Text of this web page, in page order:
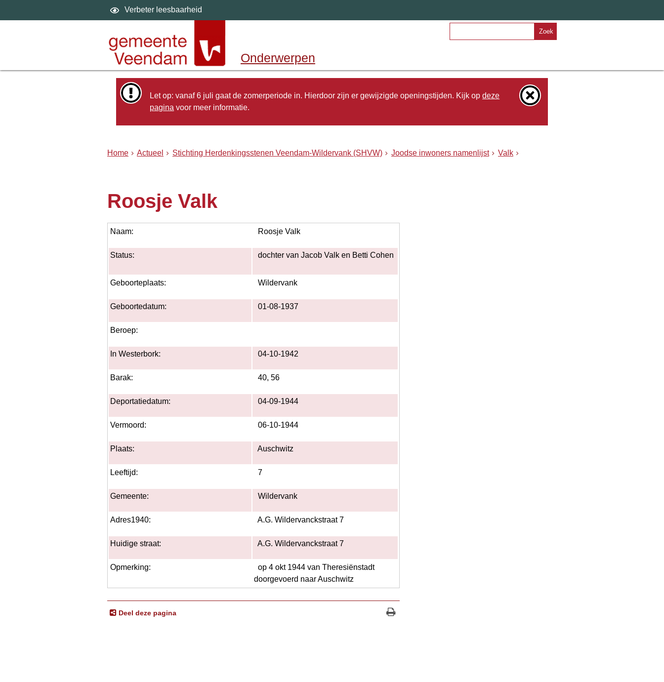
Verbeter leesbaarheid
Zoek
Onderwerpen
Let op: vanaf 6 juli gaat de zomerperiode in. Hierdoor zijn er gewijzigde openingstijden. Kijk opdeze
pagina voor meer informatie.
Home Actueel Stichting Herdenkingsstenen Veendam-Wildervank (SHVW) Joodse inwoners namenlijst Valk
Roosje Valk
Naam: Roosje Valk
Status: dochter van Jacob Valk en Betti Cohen
Geboorteplaats: Wildervank
Geboortedatum: 01-08-1937
Beroep:
In Westerbork: 04-10-1942
Barak: 40, 56
Deportatiedatum: 04-09-1944
Vermoord: 06-10-1944
Plaats: Auschwitz
Leeftijd: 7
Gemeente: Wildervank
Adres1940: A.G. Wildervanckstraat 7
Huidige straat: A.G. Wildervanckstraat 7
Opmerking:
op 4 okt 1944 van Theresiënstadt
doorgevoerd naar Auschwitz
Deel deze pagina